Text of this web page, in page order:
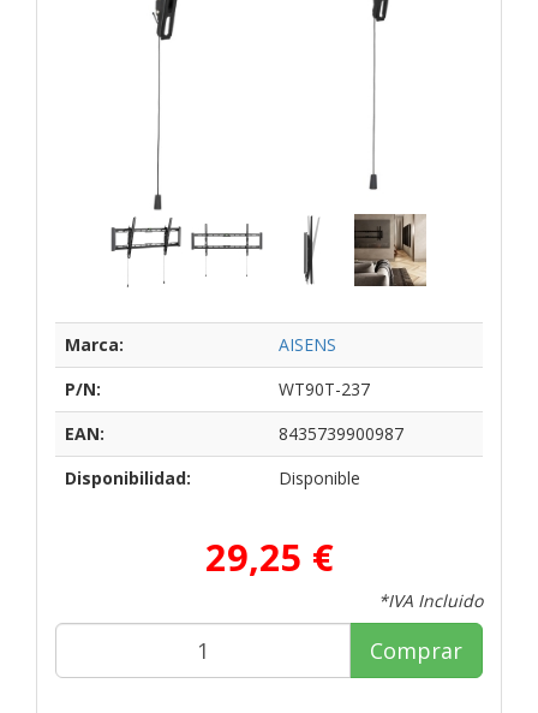
Marca:
AISENS
P/N:
WT90T-237
EAN:
8435739900987
Disponibilidad:
Disponible
29,25 €
*IVA Incluido
Comprar